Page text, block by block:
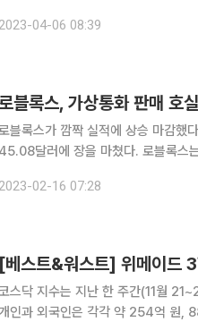
만기가 정해져있지 않아 자금의 유출
2023-04-06 08:39
블록스, 가상통화 판매 호
블록스가 깜짝 실적에 상승 마감했다. 15일(현지시간) 로블록스는 전날보다 26.38%
45.08달러에 장을 마쳤다. 로블록스는 지난해 4분기 5억7900만 달러의 매출과 2억9000만 달
2023-02-16 07:28
스닥 지수는 지난 한 주간(11월
개인과 외국인은 각각 약 254억 원,